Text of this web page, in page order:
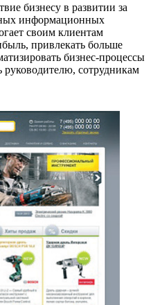
бизнесу в развитии за
информационных
своим клиентам
привлекать больше
бизнес-процессы
сотрудникам